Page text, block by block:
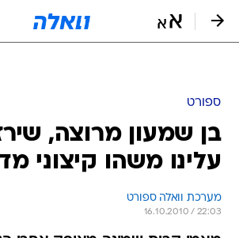
ספורט
בן שמעון מרוצה,
עלינו משהו קיצוני
מערכת וואלה ספורט
16.10.2010 / 22:03